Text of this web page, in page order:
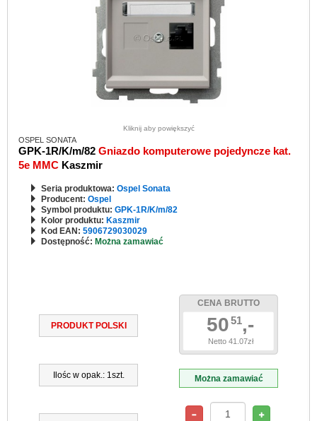
Kliknij aby powiększyć
OSPEL SONATA
GPK-1R/K/m/82 Gniazdo komputerowe pojedyncze kat.
5e MMC Kaszmir
Seria produktowa: Ospel Sonata
Producent: Ospel
Symbol produktu: GPK-1R/K/m/82
Kolor produktu: Kaszmir
Kod EAN: 5906729030029
Dostępność: Można zamawiać
PRODUKT POLSKI
Ilośc w opak.: 1szt.
CENA BRUTTO
5051,-
Netto 41.07zł
Można zamawiać